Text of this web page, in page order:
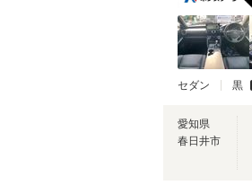
セダン 黒
愛知県
春日井市